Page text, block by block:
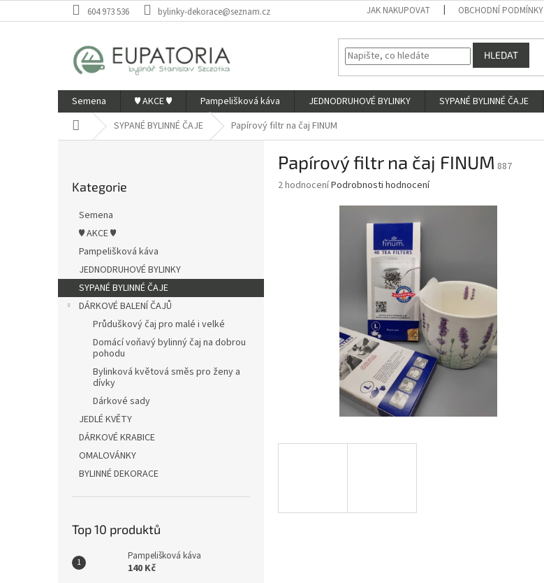
na
604 973 536 bylinky-dekorace@seznam.cz JAK NAKUPOVAT OBCHODNÍ PODMÍNKY
HLEDAT
Semena ♥ AKCE ♥ Pampelišková káva JEDNODRUHOVÉ BYLINKY SYPANÉ BYLINNÉ ČAJE
Domů SYPANÉ BYLINNÉ ČAJE Papírový filtr na čaj FINUM
a
kategorie
Kategorie
Semena
♥ AKCE ♥
Pampelišková káva
JEDNODRUHOVÉ BYLINKY
SYPANÉ BYLINNÉ ČAJE
DÁRKOVÉ BALENÍ ČAJŮ
Průduškový čaj pro malé i velké
Domácí voňavý bylinný čaj na dobrou
pohodu
Bylinková květová směs pro ženy a
dívky
Dárkové sady
JEDLÉ KVĚTY
DÁRKOVÉ KRABICE
OMALOVÁNKY
BYLINNÉ DEKORACE
Top 10 produktů
Pampelišková káva
140 Kč
Papírový filtr na čaj FINUM 887
Průměrné
2 hodnoceníPodrobnosti hodnocení